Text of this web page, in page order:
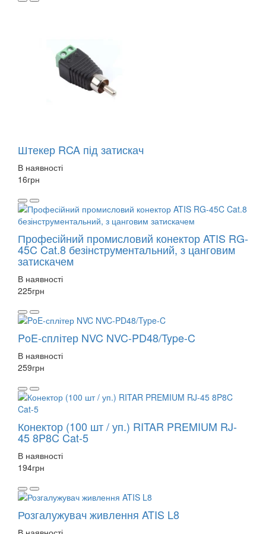
Штекер RCA під затискач
В наявності
16грн
Професійний промисловий конектор ATIS RG-
45C Cat.8 безінструментальний, з цанговим
затискачем
В наявності
225грн
PoE-сплітер NVC NVC-PD48/Type-C
В наявності
259грн
Конектор (100 шт / уп.) RITAR PREMIUM RJ-
45 8P8C Cat-5
В наявності
194грн
Розгалужувач живлення ATIS L8